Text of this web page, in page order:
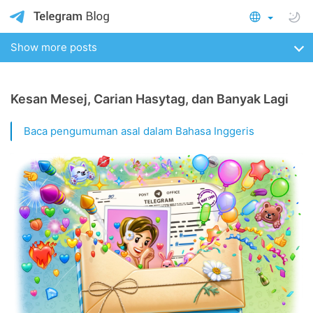
Show more posts
Kesan Mesej, Carian Hasytag, dan Banyak Lagi
Baca pengumuman asal dalam Bahasa Inggeris